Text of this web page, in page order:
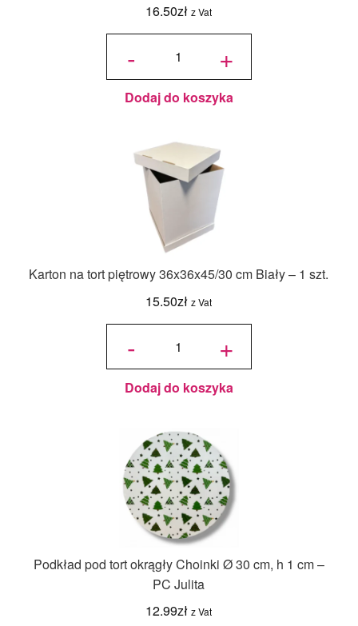
16.50zł z Vat
-
ilość
olejowy
Food
Colours -
Zielony
Butelkowy
+
Dodaj do koszyka
Karton na tort piętrowy 36x36x45/30 cm Biały – 1 szt.
15.50zł z Vat
-
ilość Karton
36x36x45/30
cm Biały - 1 +
Dodaj do koszyka
Podkład pod tort okrągły Choinki Ø 30 cm, h 1 cm –
PC Julita
12.99zł z Vat